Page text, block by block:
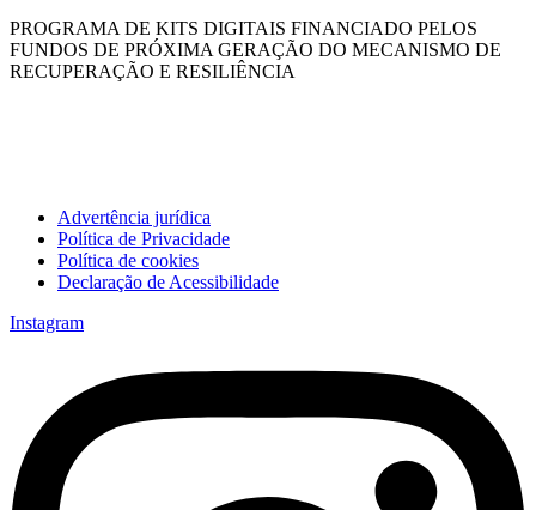
PROGRAMA DE KITS DIGITAIS FINANCIADO PELOS
FUNDOS DE PRÓXIMA GERAÇÃO DO MECANISMO DE
RECUPERAÇÃO E RESILIÊNCIA
Advertência jurídica
Política de Privacidade
Política de cookies
Declaração de Acessibilidade
Instagram